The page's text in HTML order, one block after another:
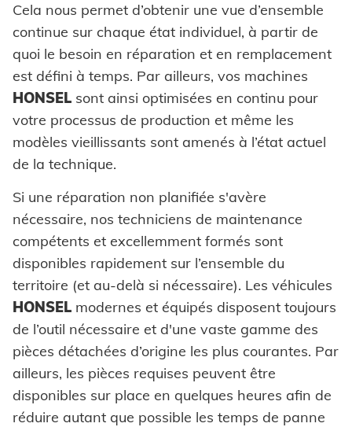
E-Mobility
HVAC
Certificats et documents
Chercher
Contact
Mentions légales
Protection des données
CGV
Cela nous permet d’obtenir une vue d’ensemble
continue sur chaque état individuel, à partir de
quoi le besoin en réparation et en remplacement
est défini à temps. Par ailleurs, vos machines
HONSEL sont ainsi optimisées en continu pour
votre processus de production et même les
modèles vieillissants sont amenés à l’état actuel
de la technique.
Si une réparation non planifiée s'avère
nécessaire, nos techniciens de maintenance
compétents et excellemment formés sont
disponibles rapidement sur l’ensemble du
territoire (et au-delà si nécessaire). Les véhicules
HONSEL modernes et équipés disposent toujours
de l’outil nécessaire et d'une vaste gamme des
pièces détachées d’origine les plus courantes. Par
ailleurs, les pièces requises peuvent être
disponibles sur place en quelques heures afin de
réduire autant que possible les temps de panne